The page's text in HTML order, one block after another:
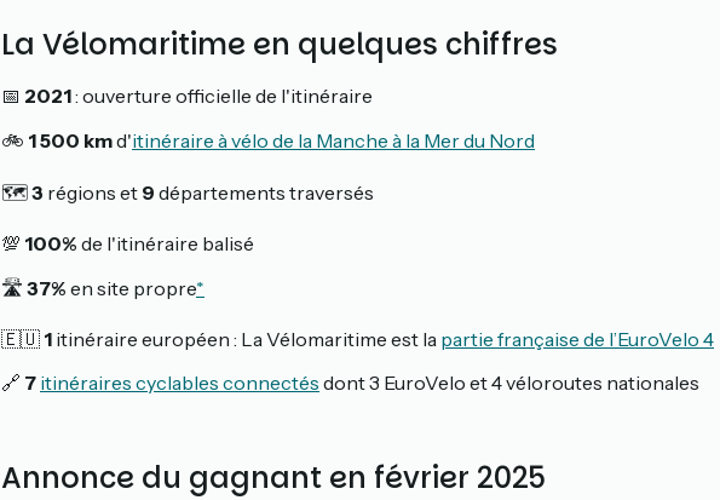
La Vélomaritime en quelques chiffres
📅 2021: ouverture officielle de l'itinéraire
🚲 1 500 kmd'itinéraire à vélo de la Manche à la Mer du Nord
🗺️3 régions et 9 départements traversés
💯 100% de l'itinéraire balisé
🛣️ 37% en site propre*
🇪🇺 1 itinéraire européen : La Vélomaritime est la partie française de l’EuroVelo 4
🔗 7 itinéraires cyclables connectés dont 3 EuroVelo et 4 véloroutes nationales
Annonce du gagnant en février 2025